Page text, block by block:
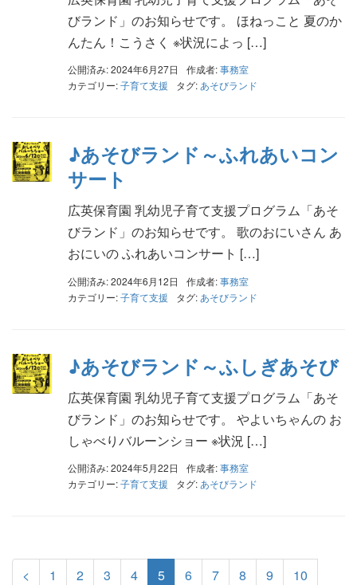
びランド」のお知らせです。 ほねっこと 夏のか
んたん！こうさく ※状況によっ […]
公開済み: 2024年6月27日 作成者:事務室
カテゴリー:子育て支援 タグ: あそびランド
♪あそびランド～ふれあいコン
サート
広英保育園 乳幼児子育て支援プログラム「あそ
びランド」のお知らせです。 歌のおにいさん あ
おにいの ふれあいコンサート […]
公開済み: 2024年6月12日 作成者:事務室
カテゴリー:子育て支援 タグ: あそびランド
♪あそびランド～ふしぎあそび
広英保育園 乳幼児子育て支援プログラム「あそ
びランド」のお知らせです。 やよいちゃんの お
しゃべりバルーンショー ※状況 […]
公開済み: 2024年5月22日 作成者:事務室
カテゴリー:子育て支援 タグ: あそびランド
< 1 2 3 4 5 6 7 8 9
10